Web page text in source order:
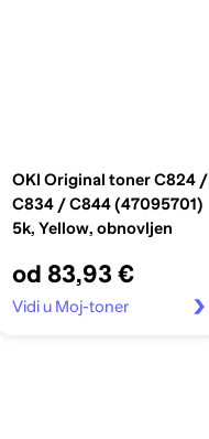
OKI Original toner C824 /
C834 / C844 (47095701)
5k, Yellow, obnovljen
od 83,93 €
Vidi u Moj-toner